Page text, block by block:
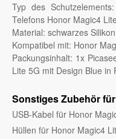
Typ des
Telefons Honor Magic4
Material: schwarzes
Kompatibel mit: Honor
Packungsinhalt: 1x
Lite 5G mit Design Blue in
Sonstiges Zubehör
USB-Kabel für Honor
Hüllen für Honor Magic4